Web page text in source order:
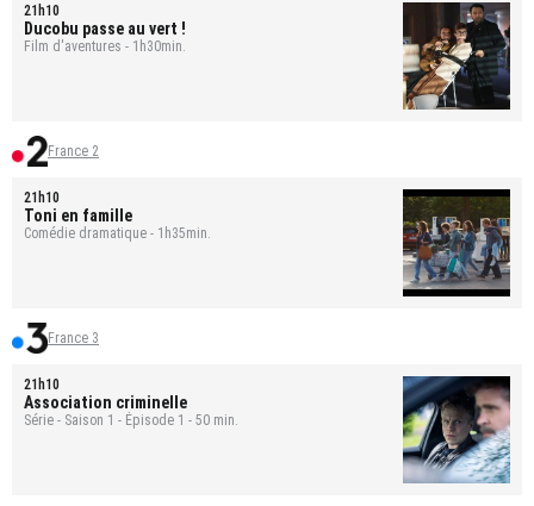
21h10
Ducobu passe au vert !
Film d'aventures - 1h30min.
France 2
21h10
Toni en famille
Comédie dramatique - 1h35min.
France 3
21h10
Association criminelle
Série - Saison 1 - Épisode 1 - 50 min.